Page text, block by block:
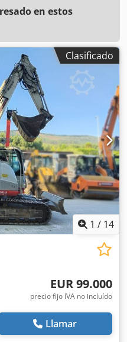
en estos
Clasificado
1 / 14
EUR 99.000
precio fijo IVA no incluído
Llamar